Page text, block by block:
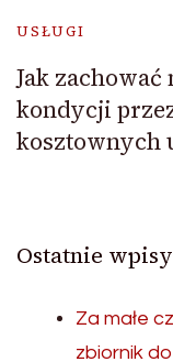
USŁUGI
Jak
kondycji
kosztownych
Ostatnie wpisy
Za małe
zbiornik do